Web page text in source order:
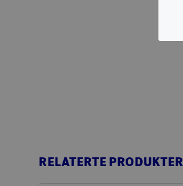
RELATERTE PRODUKTER